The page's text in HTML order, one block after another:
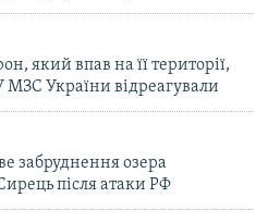
який впав на її території,
МЗС України відреагували
забруднення озера
після атаки РФ